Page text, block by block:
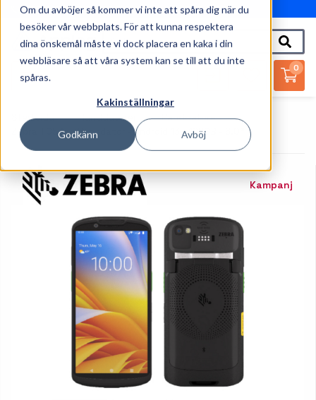
Om du avböjer så kommer vi inte att spåra dig när du
besöker vår webbplats. För att kunna respektera
dina önskemål måste vi dock placera en kaka i din
webbläsare så att våra system kan se till att du inte
spåras.
Kakinställningar
Godkänn Avböj
010-162 61 95
0
Startsida Handdatorer
Handdatorer
Zebra TC53e - Handdator - Android 13 - 128GB - 6.0"
Kampanj